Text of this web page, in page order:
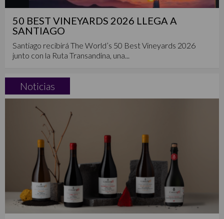
50 BEST VINEYARDS 2026 LLEGA A
SANTIAGO
Santiago recibirá The World’s 50 Best Vineyards 2026
junto con la Ruta Transandina, una...
Noticias